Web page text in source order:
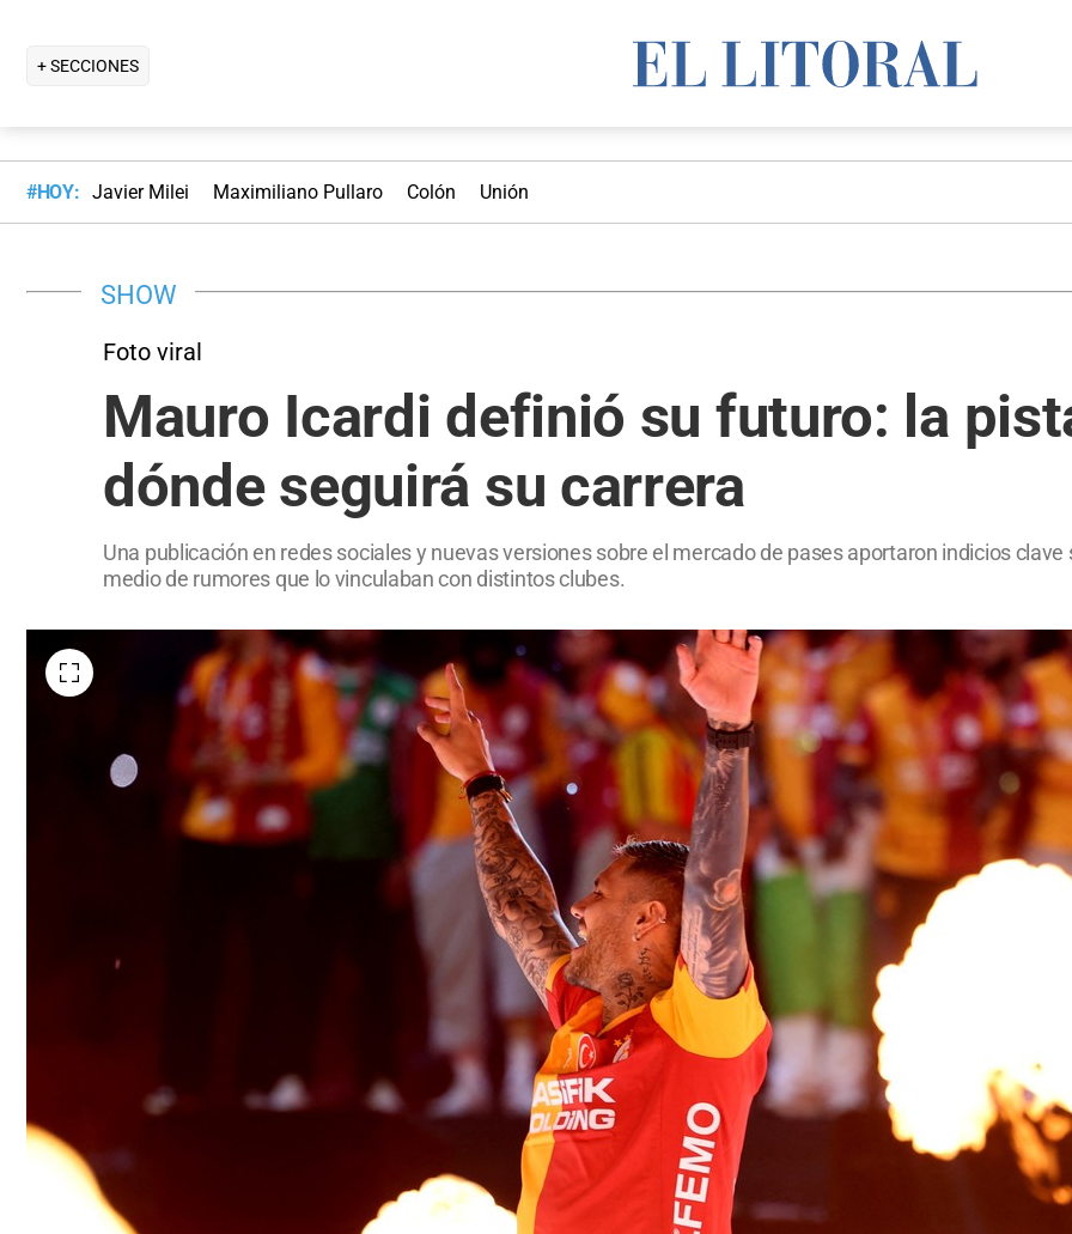
+ SECCIONES
#HOY: Javier Milei Maximiliano Pullaro Colón Unión
SHOW
Foto viral
Mauro Icardi definió su futuro: la
dónde seguirá su carrera
Una publicación en redes sociales y nuevas versiones sobre el mercado de pases aportaron indicios
medio de rumores que lo vinculaban con distintos clubes.